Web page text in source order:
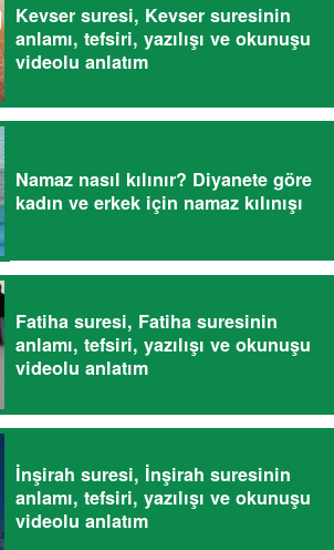
Kevser suresi, Kevser suresinin
anlamı, tefsiri, yazılışı ve okunuşu
videolu anlatım
Namaz nasıl kılınır? Diyanete göre
kadın ve erkek için namaz kılınışı
Fatiha suresi, Fatiha suresinin
anlamı, tefsiri, yazılışı ve okunuşu
videolu anlatım
İnşirah suresi, İnşirah suresinin
anlamı, tefsiri, yazılışı ve okunuşu
videolu anlatım